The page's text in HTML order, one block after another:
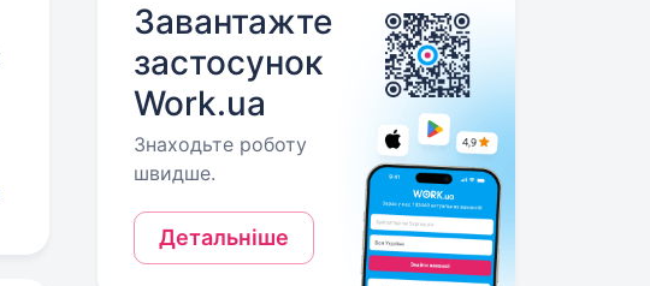
Завантажте
застосунок
Work.ua
Знаходьте роботу
швидше.
Детальніше